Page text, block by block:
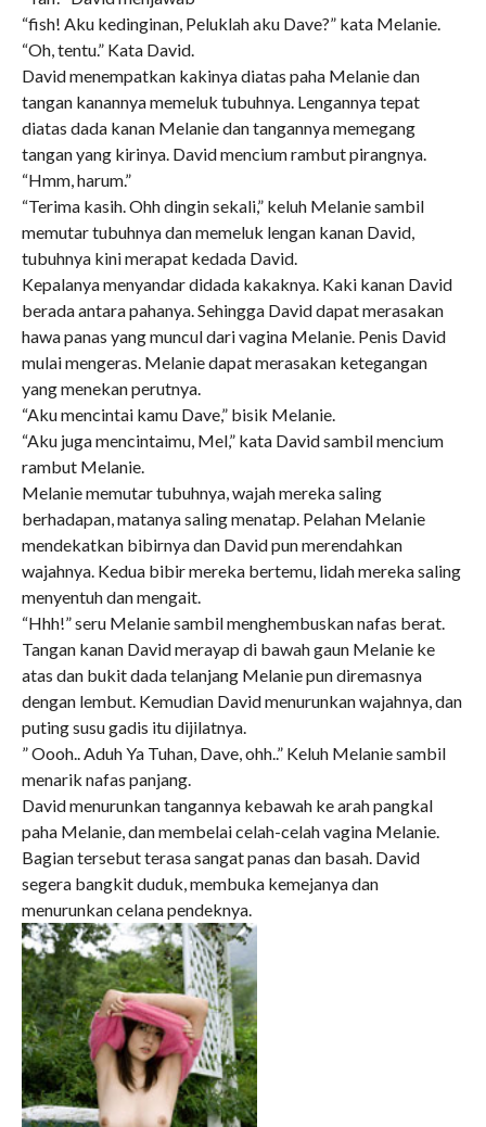
“fish! Aku kedinginan, Peluklah aku Dave?” kata Melanie.
“Oh, tentu.” Kata David.
David menempatkan kakinya diatas paha Melanie dan
tangan kanannya memeluk tubuhnya. Lengannya tepat
diatas dada kanan Melanie dan tangannya memegang
tangan yang kirinya. David mencium rambut pirangnya.
“Hmm, harum.”
“Terima kasih. Ohh dingin sekali,” keluh Melanie sambil
memutar tubuhnya dan memeluk lengan kanan David,
tubuhnya kini merapat kedada David.
Kepalanya menyandar didada kakaknya. Kaki kanan David
berada antara pahanya. Sehingga David dapat merasakan
hawa panas yang muncul dari vagina Melanie. Penis David
mulai mengeras. Melanie dapat merasakan ketegangan
yang menekan perutnya.
“Aku mencintai kamu Dave,” bisik Melanie.
“Aku juga mencintaimu, Mel,” kata David sambil mencium
rambut Melanie.
Melanie memutar tubuhnya, wajah mereka saling
berhadapan, matanya saling menatap. Pelahan Melanie
mendekatkan bibirnya dan David pun merendahkan
wajahnya. Kedua bibir mereka bertemu, lidah mereka saling
menyentuh dan mengait.
“Hhh!” seru Melanie sambil menghembuskan nafas berat.
Tangan kanan David merayap di bawah gaun Melanie ke
atas dan bukit dada telanjang Melanie pun diremasnya
dengan lembut. Kemudian David menurunkan wajahnya, dan
puting susu gadis itu dijilatnya.
” Oooh.. Aduh Ya Tuhan, Dave, ohh..” Keluh Melanie sambil
menarik nafas panjang.
David menurunkan tangannya kebawah ke arah pangkal
paha Melanie, dan membelai celah-celah vagina Melanie.
Bagian tersebut terasa sangat panas dan basah. David
segera bangkit duduk, membuka kemejanya dan
menurunkan celana pendeknya.